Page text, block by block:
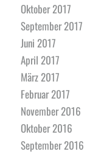
Oktober 2017
September 2017
Juni 2017
April 2017
März 2017
Februar 2017
November 2016
Oktober 2016
September 2016